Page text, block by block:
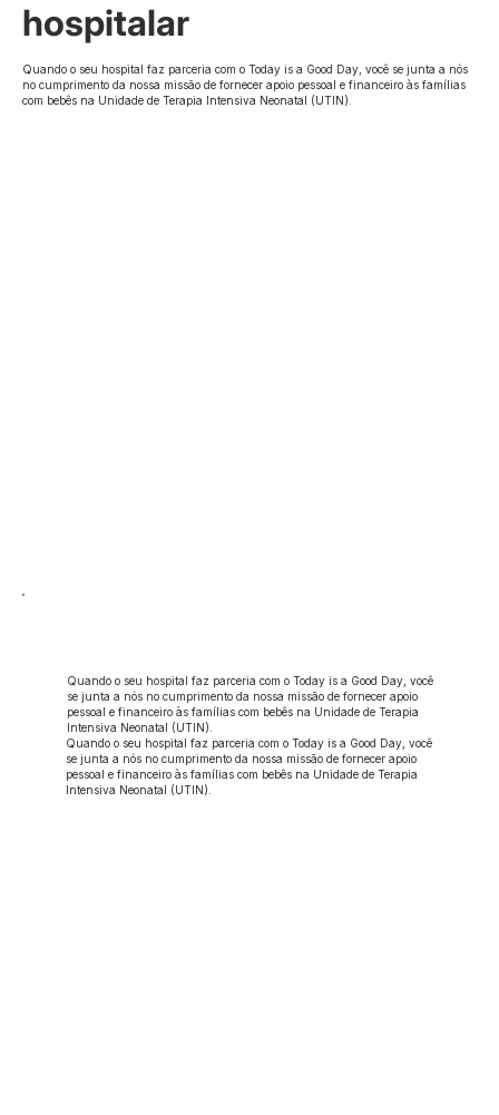
hospitalar
Quando o seu hospital faz parceria com o Today is a Good Day, você se junta a nós
no cumprimento da nossa missão de fornecer apoio pessoal e financeiro às famílias
com bebês na Unidade de Terapia Intensiva Neonatal (UTIN).
Quando o seu hospital faz parceria com o Today is a Good Day, você
se junta a nós no cumprimento da nossa missão de fornecer apoio
pessoal e financeiro às famílias com bebês na Unidade de Terapia
Intensiva Neonatal (UTIN).
Quando o seu hospital faz parceria com o Today is a Good Day, você
se junta a nós no cumprimento da nossa missão de fornecer apoio
pessoal e financeiro às famílias com bebês na Unidade de Terapia
Intensiva Neonatal (UTIN).